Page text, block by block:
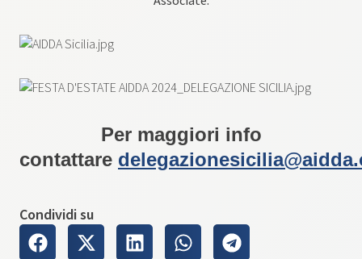
Per maggiori info
contattare
Condividi su